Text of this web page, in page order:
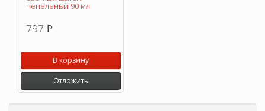
пепельный 90 мл
797 p
В корзину
Отложить